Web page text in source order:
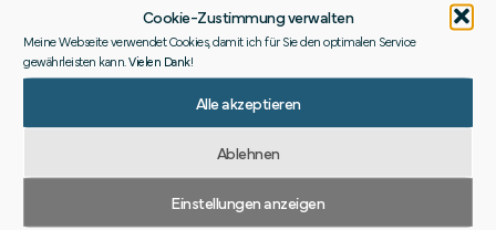
Cookie-Zustimmung verwalten
Meine Webseite verwendet Cookies, damit ich für Sie den optimalen Service
gewährleisten kann. Vielen Dank!
Alle akzeptieren
Ablehnen
Einstellungen anzeigen
„Ja, ich weiß, das war mein Sohn. Ich bin der Chef. Wo
ist das Regal? Ich helfe
Ihnen es reinzutragen.“
In der Halle rief er einen Mitarbeiter zu sich. 10 Minuten
später war das Regal von diesem kompetenten,
freundlichen Mitarbeiter repariert.
Und der Preis? „Geben Sie einfach was in die